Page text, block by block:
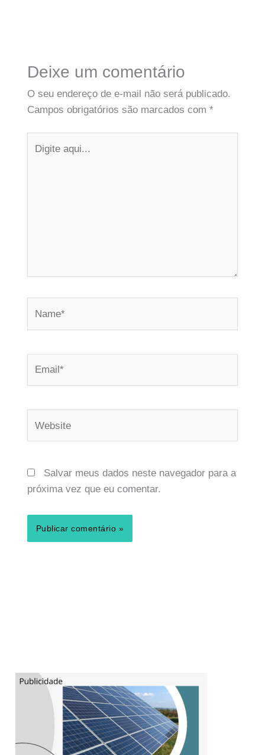
Deixe um comentário
O seu endereço de e-mail não será publicado.
Campos obrigatórios são marcados com *
aqui...
Salvar meus dados neste navegador para a
próxima vez que eu comentar.